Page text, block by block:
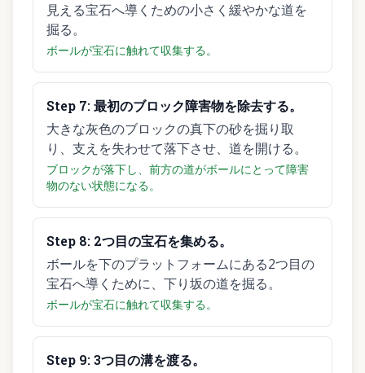
見える宝石へ導くための小さく緩やかな道を
掘る。
ボールが宝石に触れて収集する。
Step 7:最初のブロック障害物を除去する。
大きな灰色のブロックの真下の砂を掘り取
り、支えを失わせて落下させ、道を開ける。
ブロックが落下し、前方の道がボールにとって障害
物のない状態になる。
Step 8: 2つ目の宝石を集める。
ボールを下のプラットフォームにある2つ目の
宝石へ導くために、下り坂の道を掘る。
ボールが宝石に触れて収集する。
Step 9:3つ目の溝を渡る。